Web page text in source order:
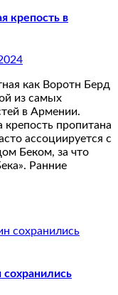
крепость в
как Воротн Берд
из самых
в Армении.
пропитана
ассоциируется с
Беком, за что
Ранние